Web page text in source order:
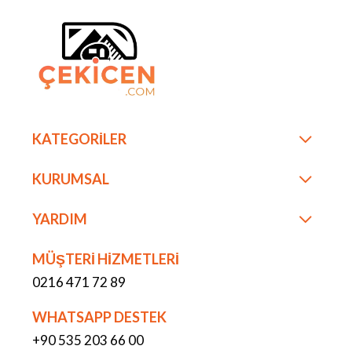
KATEGORİLER
KURUMSAL
YARDIM
MÜŞTERİ HİZMETLERİ
0216 471 72 89
WHATSAPP DESTEK
+90 535 203 66 00